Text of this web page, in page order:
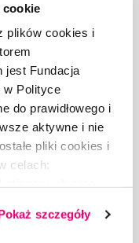
plików cookies i
jest Fundacja
w Polityce
do prawidłowego i
aktywne i nie
pliki cookies i
celach:
technologie
informacji
szczegóły